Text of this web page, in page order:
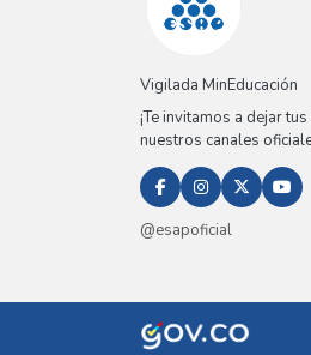
Vigilada MinEducación
¡Te invitamos a dejar
nuestros canales
@esapoficial